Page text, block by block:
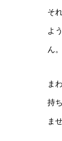
そ
よ
ん。
ま
持
ま